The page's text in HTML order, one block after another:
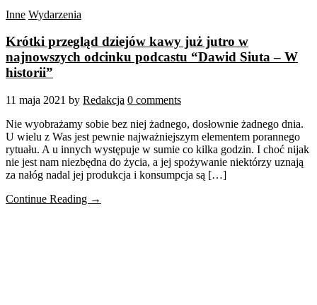
Inne Wydarzenia
Krótki przegląd dziejów kawy już jutro w
najnowszych odcinku podcastu “Dawid Siuta – W
historii”
11 maja 2021 by Redakcja 0 comments
Nie wyobrażamy sobie bez niej żadnego, dosłownie żadnego dnia.
U wielu z Was jest pewnie najważniejszym elementem porannego
rytuału. A u innych występuje w sumie co kilka godzin. I choć nijak
nie jest nam niezbędna do życia, a jej spożywanie niektórzy uznają
za nałóg nadal jej produkcja i konsumpcja są […]
Continue Reading →